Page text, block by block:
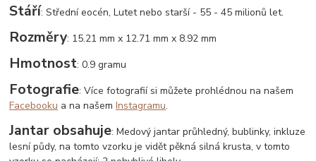
Stáří: Střední eocén, Lutet nebo starší - 55 - 45 milionů let.
Rozměry: 15.21 mm x 12.71 mm x 8.92 mm
Hmotnost: 0.9 gramu
Fotografie: Více fotografií si můžete prohlédnou na našem
Facebooku a na našemInstagramu.
Jantar obsahuje: Medový jantar průhledný, bublinky, inkluze
lesní půdy, na tomto vzorku je vidět pěkná silná krusta, v tomto